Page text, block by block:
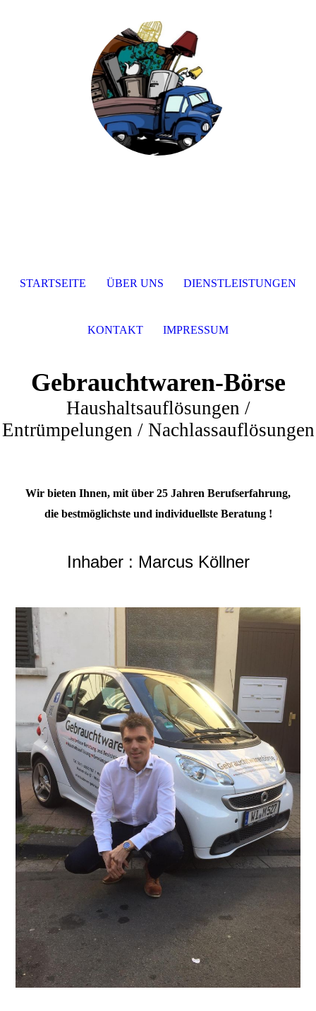
Gebrauchtwaren-Börse
Haushaltsauflösungen /
Entrümpelungen / Nachlassauflösungen
Wir bieten Ihnen, mit über 25 Jahren Berufserfahrung,
die bestmöglichste und individuellste Beratung !
Inhaber : Marcus Köllner
STARTSEITE ÜBER UNS DIENSTLEISTUNGEN
KONTAKT IMPRESSUM